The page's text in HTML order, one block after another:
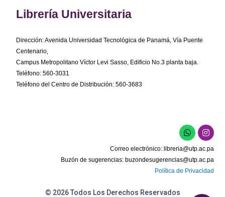
Librería Universitaria
Dirección: Avenida Universidad Tecnológica de Panamá, Vía Puente
Centenario,
Campus Metropolitano Víctor Levi Sasso, Edificio No.3 planta baja.
Teléfono: 560-3031
Teléfono del Centro de Distribución: 560-3683
W
h
a
t
s
a
p
I
n
s
t
a
g
r
Correo electrónico: libreria@utp.ac.pa
Buzón de sugerencias: buzondesugerencias@utp.ac.pa
Política de Privacidad
© 2026 Todos Los Derechos Reservados